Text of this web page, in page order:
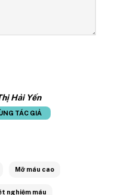
Hải Yến
TÁC GIẢ
Mỡ máu cao
nghiệm máu